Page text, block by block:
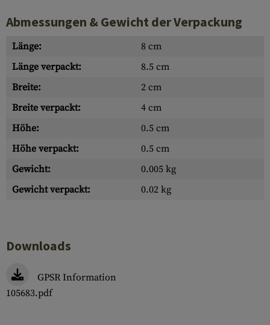
Abmessungen & Gewicht der Verpackung
Länge:
8 cm
Länge verpackt:
8.5 cm
Breite:
2 cm
Breite verpackt:
4 cm
Höhe:
0.5 cm
Höhe verpackt:
0.5 cm
Gewicht:
0.005 kg
Gewicht verpackt:
0.02 kg
Downloads
GPSR Information
105683.pdf